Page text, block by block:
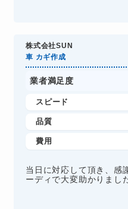
株式会社SUN
車 カギ作成
業者満足度
スピード
品質
費用
当日に対応して頂き、感
ーディで大変助かりまし